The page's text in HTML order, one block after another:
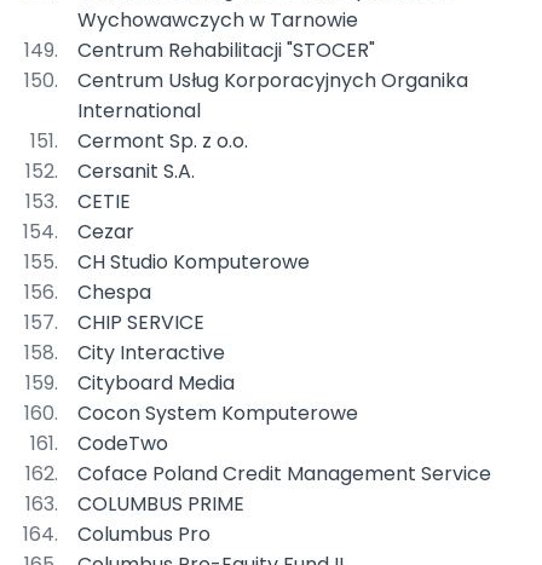
Wychowawczych w Tarnowie
Centrum Rehabilitacji "STOCER"
Centrum Usług Korporacyjnych Organika
International
Cermont Sp. z o.o.
Cersanit S.A.
CETIE
Cezar
CH Studio Komputerowe
Chespa
CHIP SERVICE
City Interactive
Cityboard Media
Cocon System Komputerowe
CodeTwo
Coface Poland Credit Management Service
COLUMBUS PRIME
Columbus Pro